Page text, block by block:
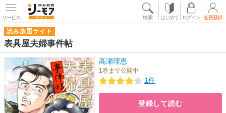
サービス 検索 はじめて ログイン 会員登録
読み放題ライト
表具屋夫婦事件帖
高瀬理恵
1巻まで公開中
1件
登録して読む